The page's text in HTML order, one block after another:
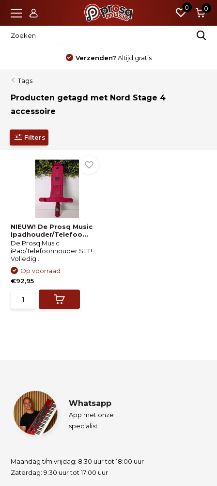
0 0
Verzenden? Altijd gratis
Tags
Producten getagd met Nord Stage 4
accessoire
Filters
NIEUW! De Prosq Music
Ipadhouder/Telefoo...
De Prosq Music
iPad/Telefoonhouder SET!
Volledig...
Op voorraad
€92,95
Whatsapp
App met onze
specialist
Maandag t/m vrijdag: 8:30 uur tot 18:00 uur
Zaterdag: 9:30 uur tot 17:00 uur